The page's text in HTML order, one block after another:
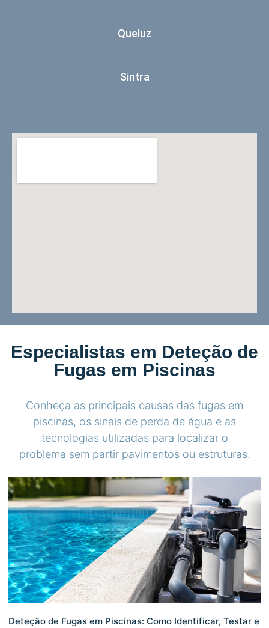
Queluz
Sintra
Especialistas em Deteção de
Fugas em Piscinas
Conheça as principais causas das fugas em
piscinas, os sinais de perda de água e as
tecnologias utilizadas para localizar o
problema sem partir pavimentos ou estruturas.
Deteção de Fugas em Piscinas: Como Identificar, Testar e